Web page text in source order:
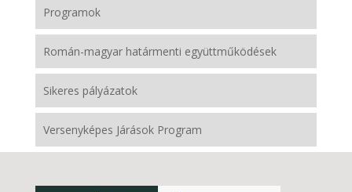
Programok
Román-magyar határmenti együttműködések
Sikeres pályázatok
Versenyképes Járások Program